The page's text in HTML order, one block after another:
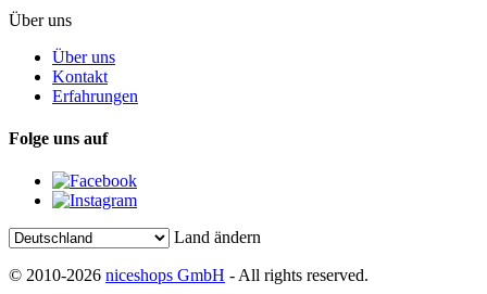
Über uns
Über uns
Kontakt
Erfahrungen
Folge uns auf
Land ändern
© 2010-2026 niceshops GmbH - All rights reserved.